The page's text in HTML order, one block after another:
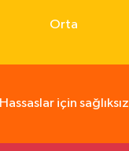
Orta
Hassaslar için sağlıksız